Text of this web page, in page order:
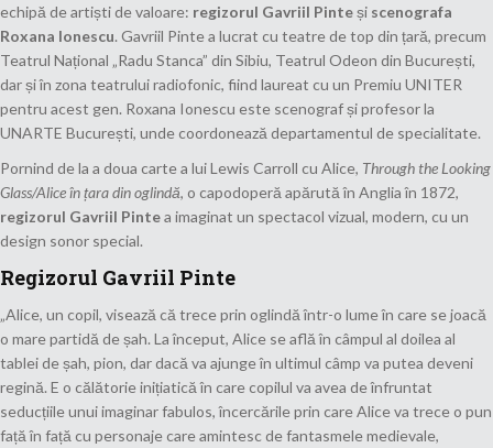
echipă de artiști de valoare: regizorul Gavriil Pinteși scenografa
Roxana Ionescu. Gavriil Pinte a lucrat cu teatre de top din țară, precum
Teatrul Național „Radu Stanca” din Sibiu, Teatrul Odeon din București,
dar și în zona teatrului radiofonic, fiind laureat cu un Premiu UNITER
pentru acest gen. Roxana Ionescu este scenograf și profesor la
UNARTE București, unde coordonează departamentul de specialitate.
Pornind de la a doua carte a lui Lewis Carroll cu Alice, Through the Looking
Glass/Alice în țara din oglindă, o capodoperă apărută în Anglia în 1872,
regizorul Gavriil Pintea imaginat un spectacol vizual, modern, cu un
design sonor special.
Regizorul Gavriil Pinte
„Alice, un copil, visează că trece prin oglindă într-o lume în care se joacă
o mare partidă de șah. La început, Alice se află în câmpul al doilea al
tablei de șah, pion, dar dacă va ajunge în ultimul câmp va putea deveni
regină. E o călătorie inițiatică în care copilul va avea de înfruntat
seducțiile unui imaginar fabulos, încercările prin care Alice va trece o pun
față în față cu personaje care amintesc de fantasmele medievale,